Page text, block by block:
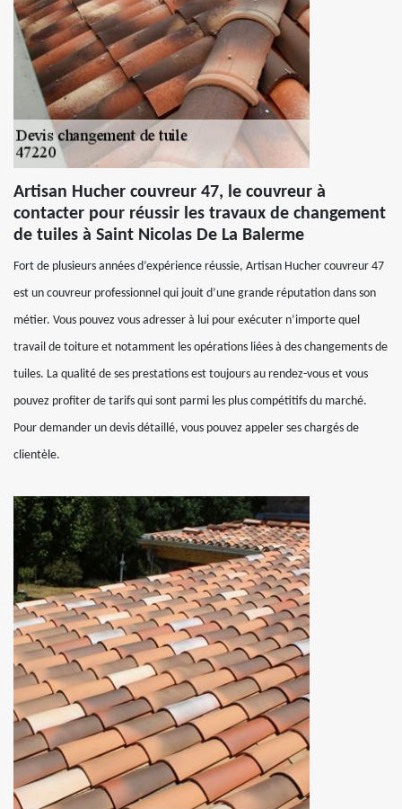
Artisan Hucher couvreur 47, le couvreur à
contacter pour réussir les travaux de changement
de tuiles à Saint Nicolas De La Balerme
Fort de plusieurs années d’expérience réussie, Artisan Hucher couvreur 47
est un couvreur professionnel qui jouit d’une grande réputation dans son
métier. Vous pouvez vous adresser à lui pour exécuter n’importe quel
travail de toiture et notamment les opérations liées à des changements de
tuiles. La qualité de ses prestations est toujours au rendez-vous et vous
pouvez profiter de tarifs qui sont parmi les plus compétitifs du marché.
Pour demander un devis détaillé, vous pouvez appeler ses chargés de
clientèle.